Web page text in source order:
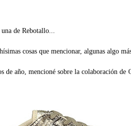
de Rebotallo...
cosas que mencionar, algunas algo
de año, mencioné sobre la colaboración de